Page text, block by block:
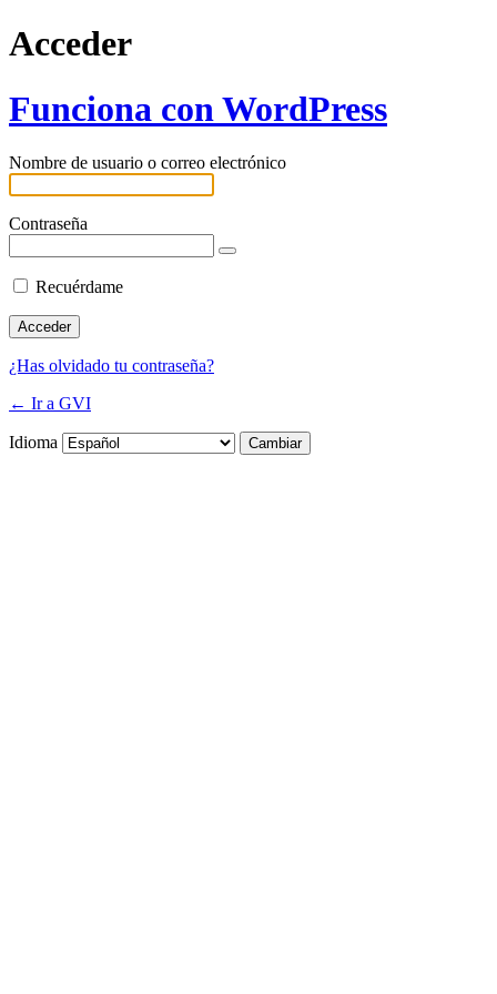
Acceder
Funciona con WordPress
Nombre de usuario o correo electrónico
Contraseña
Recuérdame
¿Has olvidado tu contraseña?
← Ir a GVI
Idioma